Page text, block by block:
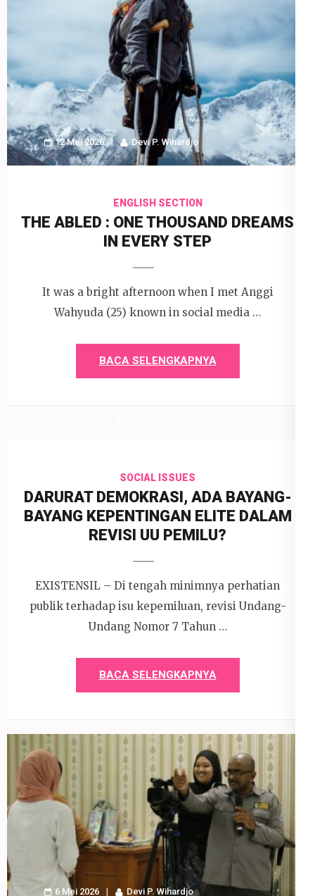
12 Mei 2026 Devi P. Wihardjo
ENGLISH SECTION
THE ABLED : ONE THOUSAND DREAMS
IN EVERY STEP
It was a bright afternoon when I met Anggi
Wahyuda (25) known in social media …
BACA SELENGKAPNYA
SOCIAL ISSUES
DARURAT DEMOKRASI, ADA BAYANG-
BAYANG KEPENTINGAN ELITE DALAM
REVISI UU PEMILU?
EXISTENSIL – Di tengah minimnya perhatian
publik terhadap isu kepemiluan, revisi Undang-
Undang Nomor 7 Tahun …
BACA SELENGKAPNYA
6 Mei 2026 Devi P. Wihardjo